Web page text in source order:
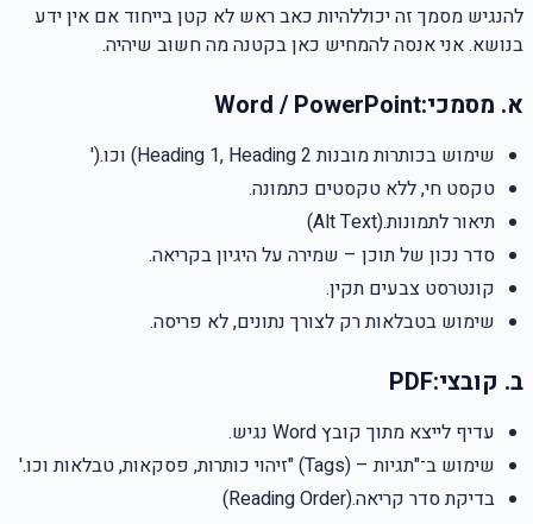
להנגיש מסמך זה יכוללהיות כאב ראש לא קטן בייחוד אם אין ידע
בנושא. אני אנסה להמחיש כאן בקטנה מה חשוב שיהיה.
א. מסמכיWord / PowerPoint:
שימוש בכותרות מובנות(Heading 1, Heading 2 וכו').
טקסט חי, ללא טקסטים כתמונה.
תיאור לתמונות(Alt Text).
סדר נכון של תוכן – שמירה על היגיון בקריאה.
קונטרסט צבעים תקין.
שימוש בטבלאות רק לצורך נתונים, לא פריסה.
ב. קובציPDF:
עדיף לייצא מתוך קובץWord נגיש.
שימוש ב־"תגיות" (Tags) –זיהוי כותרות, פסקאות, טבלאות וכו'.
בדיקת סדר קריאה(Reading Order).